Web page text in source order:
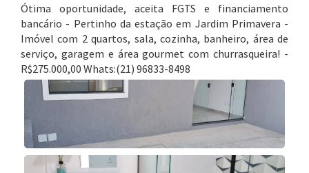
Ótima oportunidade, aceita FGTS e financiamento
bancário - Pertinho da estação em Jardim Primavera -
Imóvel com 2 quartos, sala, cozinha, banheiro, área de
serviço, garagem e área gourmet com churrasqueira! -
R$275.000,00 Whats:(21) 96833-8498